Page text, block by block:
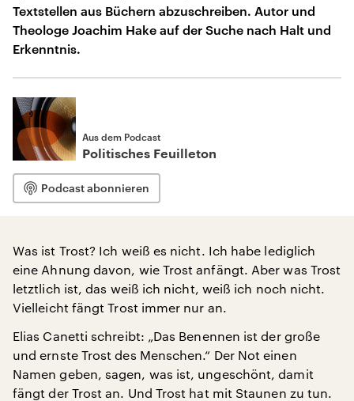
Textstellen aus Büchern abzuschreiben. Autor und
Theologe Joachim Hake auf der Suche nach Halt und
Erkenntnis.
Aus dem Podcast
Politisches Feuilleton
Podcast abonnieren
Was ist Trost? Ich weiß es nicht. Ich habe lediglich
eine Ahnung davon, wie Trost anfängt. Aber was Trost
letztlich ist, das weiß ich nicht, weiß ich noch nicht.
Vielleicht fängt Trost immer nur an.
Elias Canetti schreibt: „Das Benennen ist der große
und ernste Trost des Menschen.“ Der Not einen
Namen geben, sagen, was ist, ungeschönt, damit
fängt der Trost an. Und Trost hat mit Staunen zu tun.